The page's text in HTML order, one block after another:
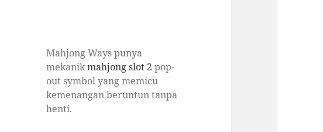
Mahjong Ways punya
mekanikmahjong slot 2 pop-
out symbol yang memicu
kemenangan beruntun tanpa
henti.